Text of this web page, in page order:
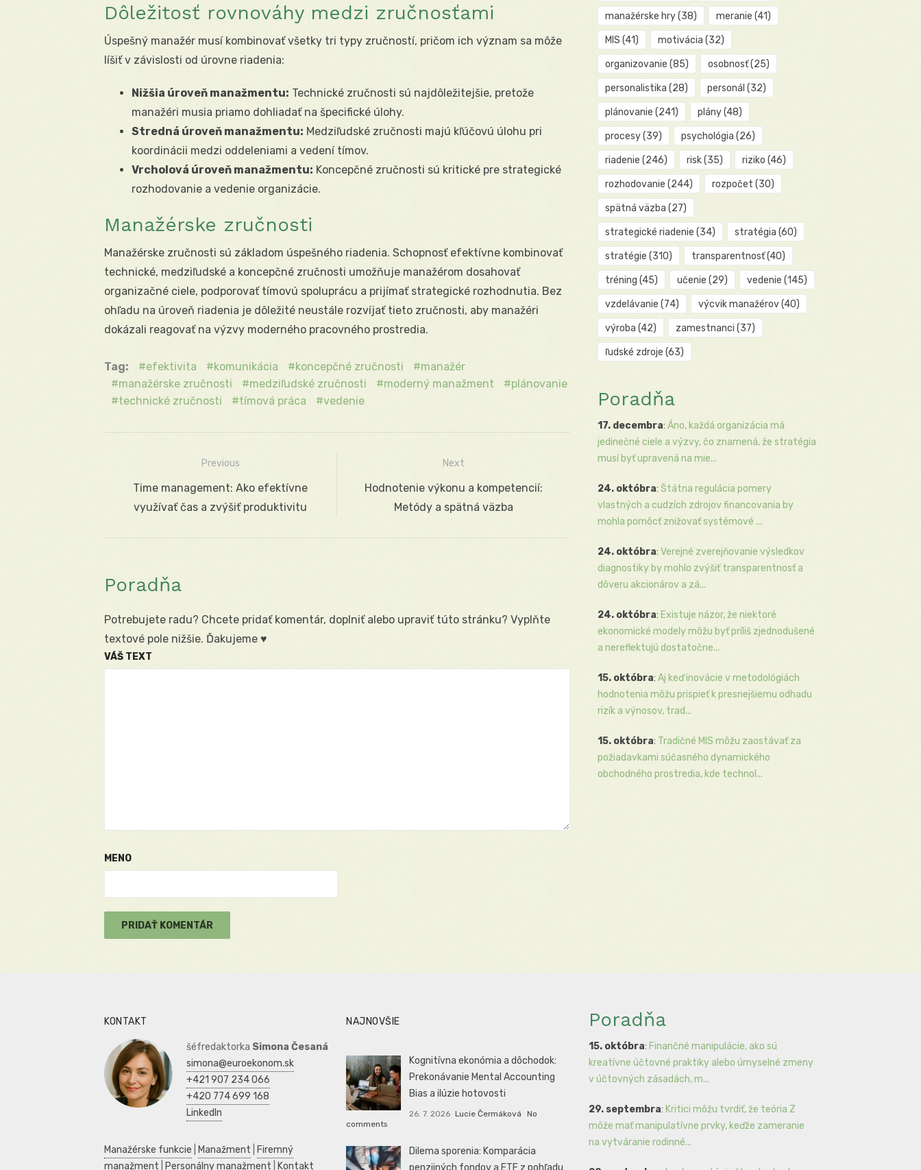
Dôležitosť rovnováhy medzi zručnosťami
Úspešný manažér musí kombinovať všetky tri typy zručností, pričom ich význam sa môže
líšiť v závislosti od úrovne riadenia:
Nižšia úroveň manažmentu: Technické zručnosti sú najdôležitejšie, pretože
manažéri musia priamo dohliadať na špecifické úlohy.
Stredná úroveň manažmentu: Medziľudské zručnosti majú kľúčovú úlohu pri
koordinácii medzi oddeleniami a vedení tímov.
Vrcholová úroveň manažmentu: Koncepčné zručnosti sú kritické pre strategické
rozhodovanie a vedenie organizácie.
Manažérske zručnosti
Manažérske zručnosti sú základom úspešného riadenia. Schopnosť efektívne kombinovať
technické, medziľudské a koncepčné zručnosti umožňuje manažérom dosahovať
organizačné ciele, podporovať tímovú spoluprácu a prijímať strategické rozhodnutia. Bez
ohľadu na úroveň riadenia je dôležité neustále rozvíjať tieto zručnosti, aby manažéri
dokázali reagovať na výzvy moderného pracovného prostredia.
Tag: efektivita komunikácia koncepčné zručnosti
manažér
manažérske zručnosti
medziľudské zručnosti moderný manažment
plánovanie
technické zručnosti
tímová práca vedenie
Navigácia
Previous
Previous
post:
Time management: Ako efektívne
využívať čas a zvýšiť produktivitu
Next
Next
Hodnotenie výkonu a kompetencií:
Metódy a spätná väzba
Poradňa
Potrebujete radu? Chcete pridať komentár, doplniť alebo upraviť túto stránku? Vyplňte
textové pole nižšie. Ďakujeme ♥
VÁŠ TEXT
MENO
manažérske hry(38) meranie (41)
MIS (41) motivácia (32)
organizovanie (85) osobnosť(25)
personalistika (28) personál (32)
plánovanie (241) plány(48)
procesy(39) psychológia (26)
riadenie (246) risk(35) riziko (46)
rozhodovanie (244) rozpočet (30)
spätná väzba (27)
strategické riadenie (34) stratégia (60)
stratégie (310) transparentnosť(40)
tréning (45) učenie (29) vedenie (145)
vzdelávanie (74) výcvik manažérov(40)
výroba (42) zamestnanci (37)
ľudské zdroje (63)
Poradňa
17. decembra: Áno, každá organizácia má
jedinečné ciele a výzvy, čo znamená, že stratégia
musí byť upravená na mie...
24. októbra: Štátna regulácia pomery
vlastných a cudzích zdrojov financovania by
mohla pomôcť znižovať systémové ...
24. októbra: Verejné zverejňovanie výsledkov
diagnostiky by mohlo zvýšiť transparentnosť a
dôveru akcionárov a zá...
24. októbra: Existuje názor, že niektoré
ekonomické modely môžu byť príliš zjednodušené
a nereflektujú dostatočne...
15. októbra: Aj keď inovácie v metodológiách
hodnotenia môžu prispieť k presnejšiemu odhadu
rizík a výnosov, trad...
15. októbra: Tradičné MIS môžu zaostávať za
požiadavkami súčasného dynamického
obchodného prostredia, kde technol...
KONTAKT
šéfredaktorka Simona Česaná
simona@euroekonom.sk
+421 907 234 066
+420 774 699 168
LinkedIn
Manažérske funkcie Manažment
Firemný
manažment
Personálny manažment Kontakt
NAJNOVŠIE
Kognitívna ekonómia a dôchodok:
Prekonávanie Mental Accounting
Bias a ilúzie hotovosti
26. 7. 2026 Lucie Čermáková
No
comments
Dilema sporenia: Komparácia
penzijných fondov a ETF z pohľadu
Poradňa
15. októbra: Finančné manipulácie, ako sú
kreatívne účtovné praktiky alebo úmyselné zmeny
v účtovných zásadách, m...
29. septembra: Kritici môžu tvrdiť, že teória Z
môže mať manipulatívne prvky, keďže zameranie
na vytváranie rodinné...